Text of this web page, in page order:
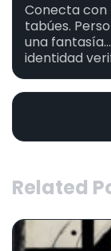
Conecta con
tabúes.
una
identidad
Related